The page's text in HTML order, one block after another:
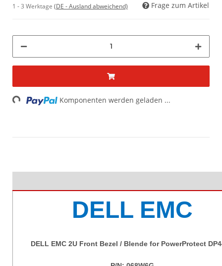
1 - 3 Werktage (DE - Ausland abweichend) Frage zum Artikel
Loading... Komponenten werden geladen ...
DELL EMC
DELL EMC 2U Front Bezel / Blende for PowerProtect